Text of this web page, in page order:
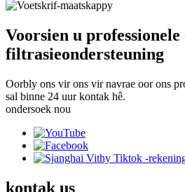
Voorsien u
filtrasieondersteuning
Oorbly ons vir ons vir navrae oor ons
sal binne 24 uur kontak hê.
ondersoek nou
kontak us